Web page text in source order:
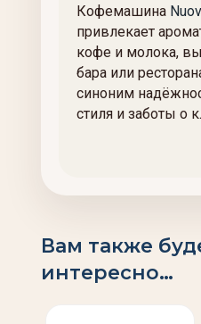
Кофемашина
привлекает
кофе и молока,
бара или
синоним
стиля и заботы о
Вам также
интересно…